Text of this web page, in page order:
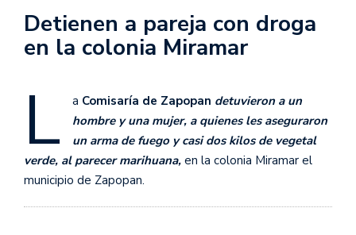
Detienen a pareja con droga
en la colonia Miramar
L a Comisaría de Zapopan detuvieron a un
hombre y una mujer, a quienes les aseguraron
un arma de fuego y casi dos kilos de vegetal
verde, al parecer marihuana, en la colonia Miramar el
municipio de Zapopan.